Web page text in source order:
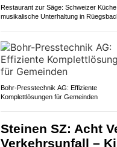
Restaurant zur Säge: Schweizer Küche
musikalische Unterhaltung in
Bohr-Presstechnik AG: Effiziente
Komplettlösungen für Gemeinden
Steinen SZ: Acht
Verkehrsunfall –